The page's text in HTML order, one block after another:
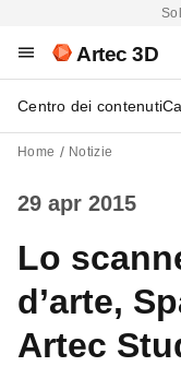
Artec 3D
Centro dei contenuti
Home Notizie
29 apr 2015
Lo
d’arte,
Artec